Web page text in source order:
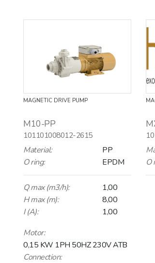
MAGNETIC DRIVE PUMP
M10-PP
101101008012-2615
Material:
PP
O ring:
EPDM
Q max (m3/h):
1,00
H max (m):
8,00
I (A):
1,00
Motor:
0,15 KW 1PH 50HZ 230V ATB
Connection:
O